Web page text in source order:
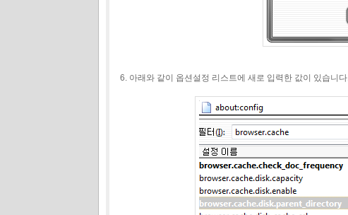
6. 아래와 같이 옵션설정 리스트에 새로 입력한 값이 있습니다.